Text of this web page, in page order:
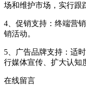
场和维护市场，实行跟
4、促销支持：终端营
销活动。
5、广告品牌支持：适
行媒体宣传、扩大认知
在线留言